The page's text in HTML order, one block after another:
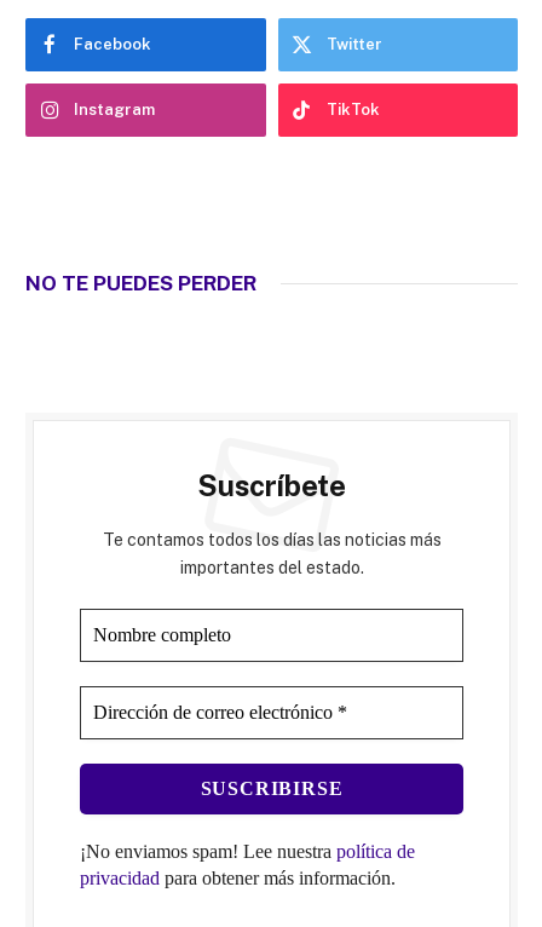
Facebook Twitter
Instagram TikTok
NO TE PUEDES PERDER
Suscríbete
Te contamos todos los días las noticias más
importantes del estado.
¡No enviamos spam! Lee nuestra política de
privacidad para obtener más información.